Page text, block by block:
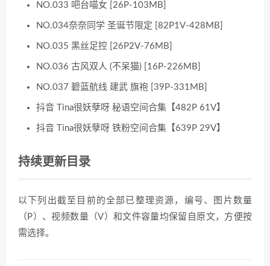
NO.033 吧台喵女 [26P-103MB]
NO.034奈奈同学 圣诞节限定 [82P1V-428MB]
NO.035 黑丝足控 [26P2V-76MB]
NO.036 古风双人 (不呆猫) [16P-226MB]
NO.037 碧蓝航线 建武 旗袍 [39P-331MB]
抖音 Tina很妖孽呀 秘语空间合集【482P 61V】
抖音 Tina很妖孽呀 铁粉空间合集【639P 29V】
持续更新目录
以下列出截至目前的全部已整理资源，编号、图片数量
（P）、视频数量（V）和文件容量均保留自原文，方便按
需选择。